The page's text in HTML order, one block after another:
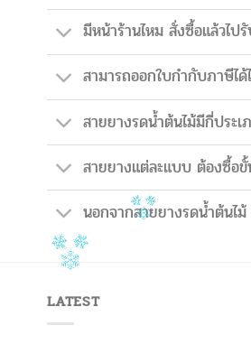
มีหน้าร้านไหม สั่งซื้อแล้วไป
สามารถออกใบกำกับภาษีได้
สายยางรดน้ำต้นไม้มีกี่ประ
สายยางแต่ละแบบ ต้องซื้อขั้
นอกจากสายยางรดน้ำต้นไ
LATEST